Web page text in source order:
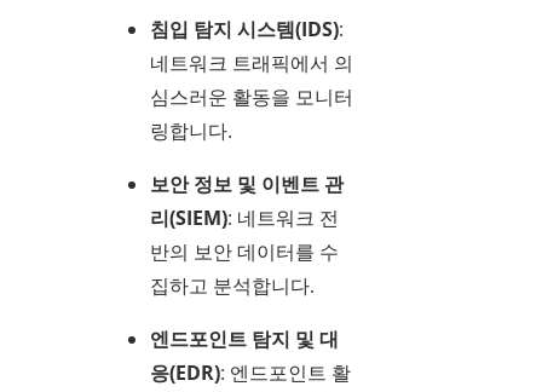
침입 탐지 시스템(IDS):
네트워크 트래픽에서 의
심스러운 활동을 모니터
링합니다.
보안 정보 및 이벤트 관
리(SIEM): 네트워크 전
반의 보안 데이터를 수
집하고 분석합니다.
엔드포인트 탐지 및 대
응(EDR): 엔드포인트 활